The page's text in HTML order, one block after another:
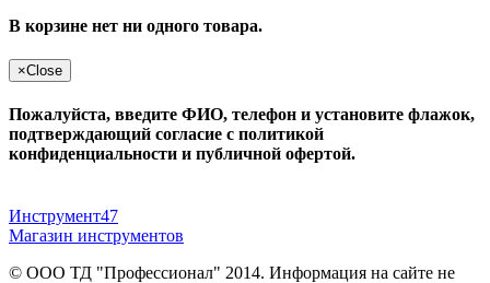
В корзине нет ни одного товара.
×Close
Пожалуйста, введите ФИО, телефон и установите флажок,
подтверждающий согласие с политикой
конфиденциальности и публичной офертой.
Инструмент47
Магазин инструментов
© ООО ТД "Профессионал" 2014. Информация на сайте не